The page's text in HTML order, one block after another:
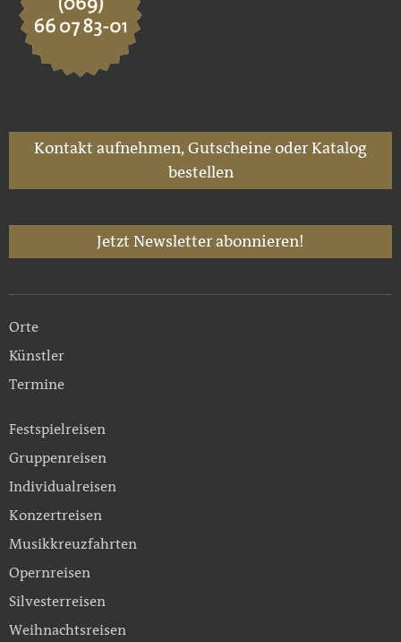
Kontakt aufnehmen, Gutscheine oder Katalog
bestellen
Jetzt Newsletter abonnieren!
Orte
Künstler
Termine
Festspielreisen
Gruppenreisen
Individualreisen
Konzertreisen
Musikkreuzfahrten
Opernreisen
Silvesterreisen
Weihnachtsreisen